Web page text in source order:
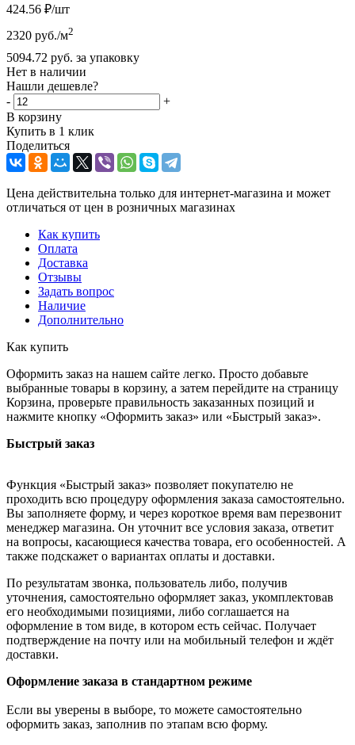
424.56 ₽/шт
2320 руб./м2
5094.72 руб. за упаковку
Нет в наличии
Нашли дешевле?
-
+
В корзину
Купить в 1 клик
Поделиться
Цена действительна только для интернет-магазина и может
отличаться от цен в розничных магазинах
Как купить
Оплата
Доставка
Отзывы
Задать вопрос
Наличие
Дополнительно
Как купить
Оформить заказ на нашем сайте легко. Просто добавьте
выбранные товары в корзину, а затем перейдите на страницу
Корзина, проверьте правильность заказанных позиций и
нажмите кнопку «Оформить заказ» или «Быстрый заказ».
Быстрый заказ
Функция «Быстрый заказ» позволяет покупателю не
проходить всю процедуру оформления заказа самостоятельно.
Вы заполняете форму, и через короткое время вам перезвонит
менеджер магазина. Он уточнит все условия заказа, ответит
на вопросы, касающиеся качества товара, его особенностей. А
также подскажет о вариантах оплаты и доставки.
По результатам звонка, пользователь либо, получив
уточнения, самостоятельно оформляет заказ, укомплектовав
его необходимыми позициями, либо соглашается на
оформление в том виде, в котором есть сейчас. Получает
подтверждение на почту или на мобильный телефон и ждёт
доставки.
Оформление заказа в стандартном режиме
Если вы уверены в выборе, то можете самостоятельно
оформить заказ, заполнив по этапам всю форму.